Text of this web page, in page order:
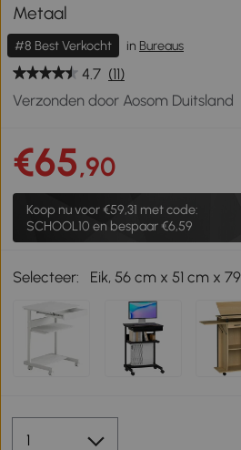
Metaal
#8 Best Verkocht in Bureaus
4.7 (11)
Verzonden door Aosom Duitsland
€65,90
Koop nu voor €59,31 met code:
SCHOOL10 en bespaar €6,59
Selecteer: Eik, 56 cm x 51 cm x